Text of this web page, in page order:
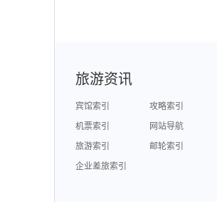
旅游资讯
宾馆索引
攻略索引
机票索引
网站导航
旅游索引
邮轮索引
企业差旅索引